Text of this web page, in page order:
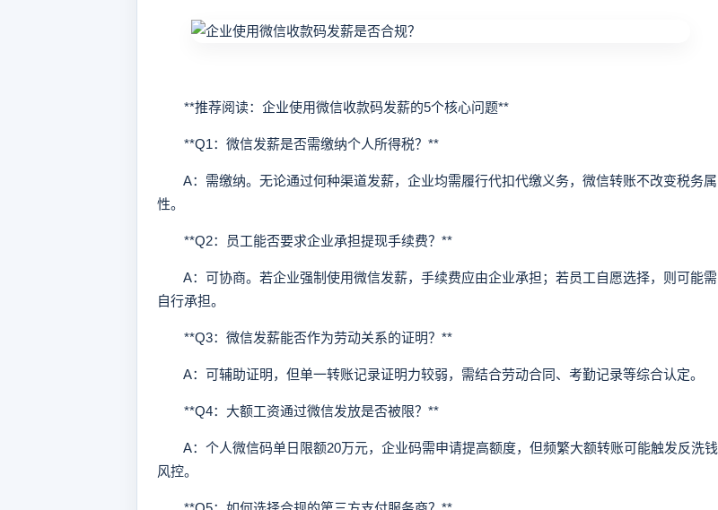
**推荐阅读：企业使用微信收款码发薪的5个核心问题**
**Q1：微信发薪是否需缴纳个人所得税？**
A：需缴纳。无论通过何种渠道发薪，企业均需履行代扣代缴义务，微信转账不改变税务属
性。
**Q2：员工能否要求企业承担提现手续费？**
A：可协商。若企业强制使用微信发薪，手续费应由企业承担；若员工自愿选择，则可能需
自行承担。
**Q3：微信发薪能否作为劳动关系的证明？**
A：可辅助证明，但单一转账记录证明力较弱，需结合劳动合同、考勤记录等综合认定。
**Q4：大额工资通过微信发放是否被限？**
A：个人微信码单日限额20万元，企业码需申请提高额度，但频繁大额转账可能触发反洗钱
风控。